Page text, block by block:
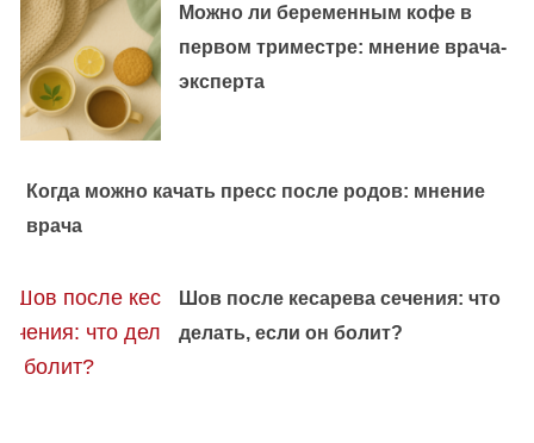
Можно ли беременным кофе в
первом триместре: мнение врача-
эксперта
Когда можно качать пресс после родов: мнение
врача
Шов после кесарева сечения: что
делать, если он болит?